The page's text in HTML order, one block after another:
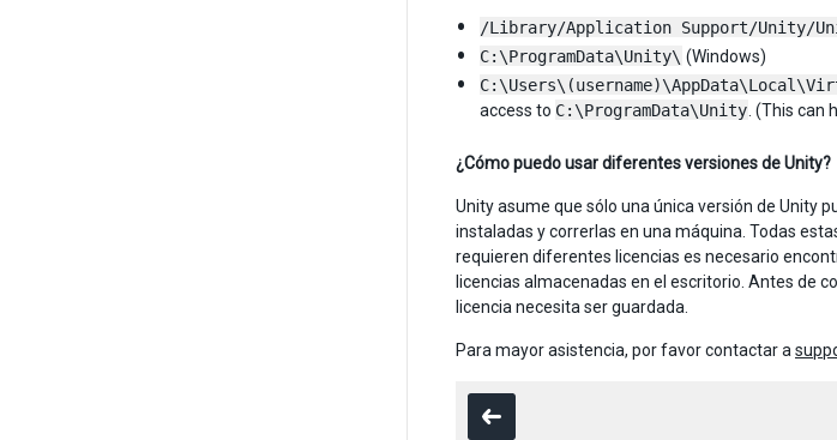
/Library/Application Support/Unity/
C:\ProgramData\Unity\ (Windows)
access to C:\ProgramData\Unity . (This
¿Cómo puedo usar diferentes versiones de Unity?
Unity asume que sólo una única versión de Unity
instaladas y correrlas en una máquina. Todas
requieren diferentes licencias es necesario
licencias almacenadas en el escritorio. Antes de
licencia necesita ser guardada.
Para mayor asistencia, por favor contactar a